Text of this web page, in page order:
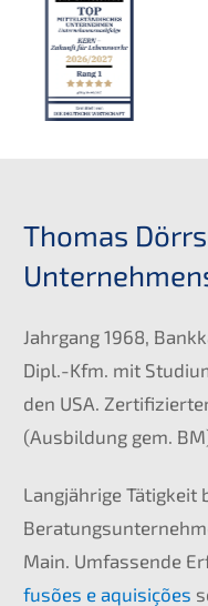
Thomas
Jahrgang 1968,
Dipl.-Kfm. mit
den USA.
(Ausbildung gem.
Langjährige
Main. Umfassende
fusões e aquisições